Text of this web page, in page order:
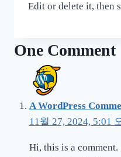
Edit or delete it, then
One Comment
A WordPress
11월 27, 2024, 5:01
Hi, this is a comment.